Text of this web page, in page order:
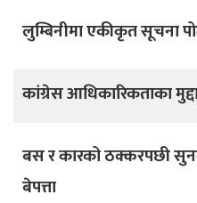
लुम्बिनीमा एकीकृत सूचना
कांग्रेस आधिकारिकताका
बस र कारको ठक्करपछी
बेपत्ता